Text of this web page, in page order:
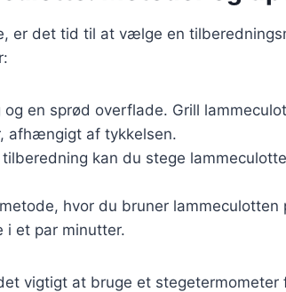
er det tid til at vælge en
en sprød overflade. Grill
afhængigt af tykkelsen.
kan du stege
hvor du bruner lammeculotten
i et par minutter.
vigtigt at bruge et stegetermometer